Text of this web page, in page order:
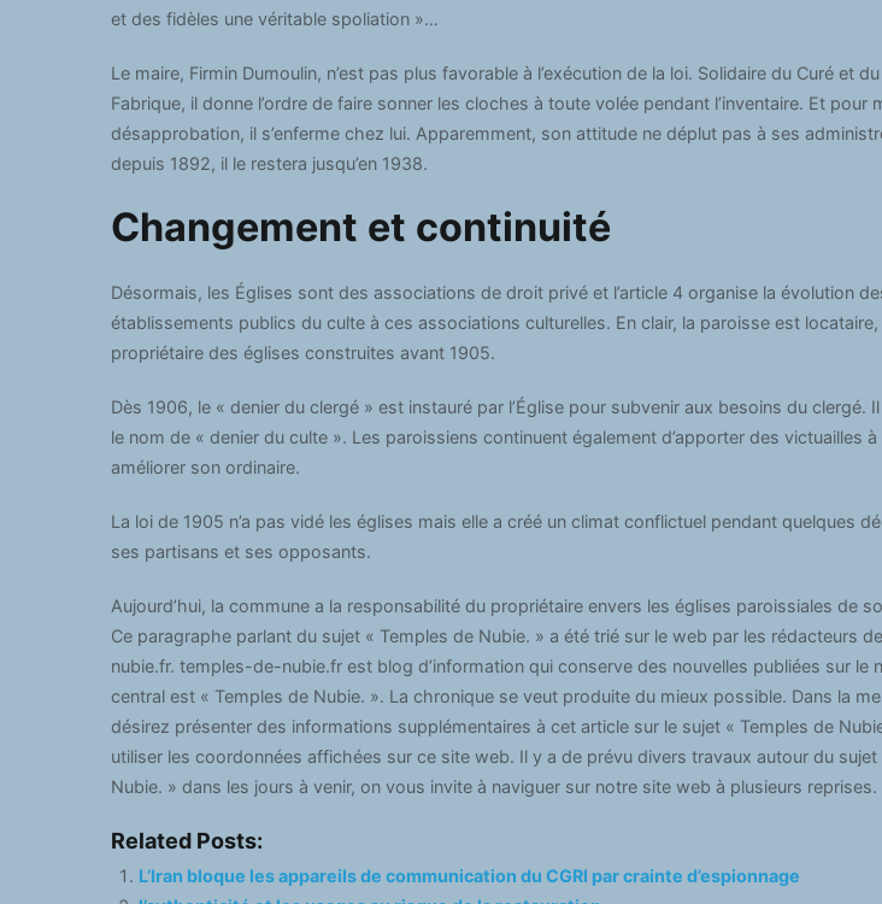
et des fidèles une véritable spoliation »…
Le maire, Firmin Dumoulin, n’est pas plus favorable à l’exécution de la loi. Solidaire du Curé et
Fabrique, il donne l’ordre de faire sonner les cloches à toute volée pendant l’inventaire. Et pour
désapprobation, il s’enferme chez lui. Apparemment, son attitude ne déplut pas à ses
depuis 1892, il le restera jusqu’en 1938.
Changement et continuité
Désormais, les Églises sont des associations de droit privé et l’article 4 organise la évolution
établissements publics du culte à ces associations culturelles. En clair, la paroisse est
propriétaire des églises construites avant 1905.
Dès 1906, le « denier du clergé » est instauré par l’Église pour subvenir aux besoins du clergé.
le nom de « denier du culte ». Les paroissiens continuent également d’apporter des victuailles
améliorer son ordinaire.
La loi de 1905 n’a pas vidé les églises mais elle a créé un climat conflictuel pendant quelques
ses partisans et ses opposants.
Aujourd’hui, la commune a la responsabilité du propriétaire envers les églises paroissiales de
Ce paragraphe parlant du sujet « Temples de Nubie. » a été trié sur le web par les rédacteurs
nubie.fr. temples-de-nubie.fr est blog d’information qui conserve des nouvelles publiées sur le
central est « Temples de Nubie. ». La chronique se veut produite du mieux possible. Dans la
désirez présenter des informations supplémentaires à cet article sur le sujet « Temples de
utiliser les coordonnées affichées sur ce site web. Il y a de prévu divers travaux autour du sujet
Nubie. » dans les jours à venir, on vous invite à naviguer sur notre site web à plusieurs reprises.
Related Posts:
L’Iran bloque les appareils de communication du CGRI par crainte d’espionnage